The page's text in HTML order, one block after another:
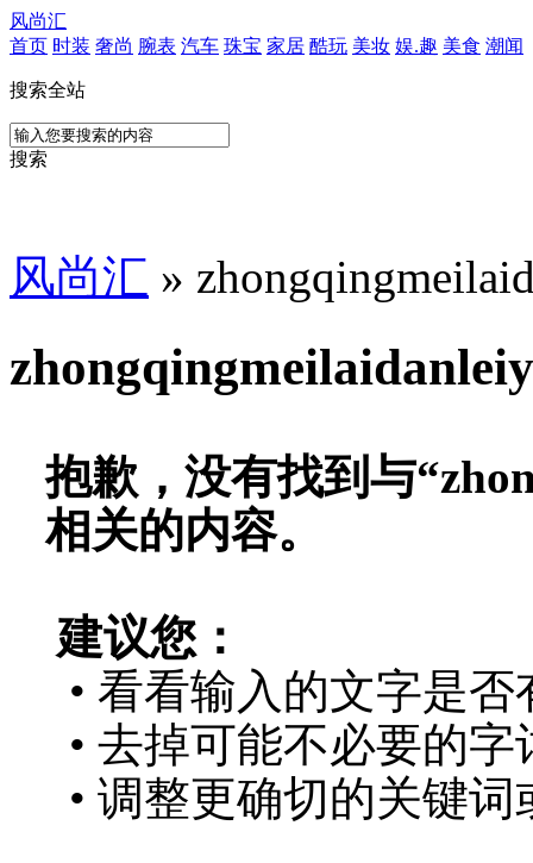
风尚汇
首页 时装 奢尚 腕表 汽车 珠宝 家居 酷玩 美妆 娱.趣 美食 潮闻
搜索全站
搜索
风尚汇 »
抱歉，没有找到与“
相关的内容。
建议您：
• 看看输入的文字是否
• 去掉可能不必要的字
• 调整更确切的关键